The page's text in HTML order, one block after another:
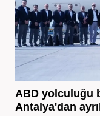
ABD yolculuğu
Antalya'dan